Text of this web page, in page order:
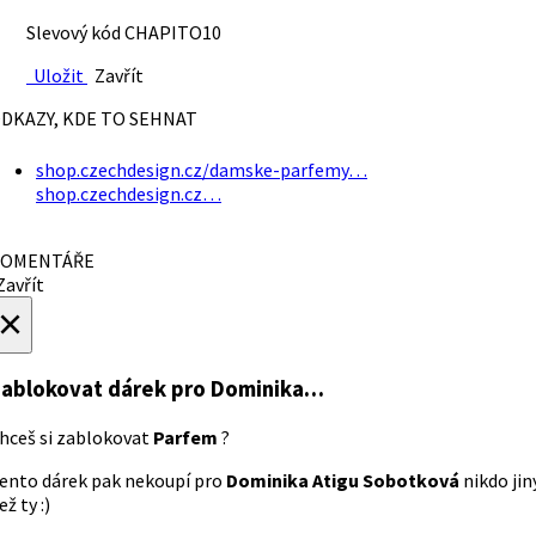
Slevový kód CHAPITO10
Uložit Zavřít
KDE TO SEHNAT
shop.czechdesign.cz/damske-parfemy…
shop.czechdesign.cz…
dárek pro Dominika…
si zablokovat Parfem ?
dárek pak nekoupí pro Dominika Atigu Sobotková nikdo
ty :)